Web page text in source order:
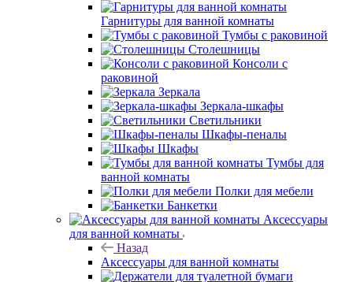
Гарнитуры для ванной комнаты
Тумбы с раковиной
Столешницы
Консоли с
раковиной
Зеркала
Зеркала-шкафы
Светильники
Шкафы-пеналы
Шкафы
Тумбы для
ванной комнаты
Полки для мебели
Банкетки
Аксессуары
для ванной комнаты
Назад
Аксессуары для ванной комнаты